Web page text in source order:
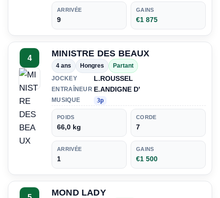
ARRIVÉE
9
GAINS
€1 875
4 MINISTRE DES BEAUX
4 ans Hongres
Partant
JOCKEY
L.ROUSSEL
ENTRAÎNEUR E.ANDIGNE D'
MUSIQUE 3p
POIDS
66,0 kg
CORDE
7
ARRIVÉE
1
GAINS
€1 500
MOND LADY